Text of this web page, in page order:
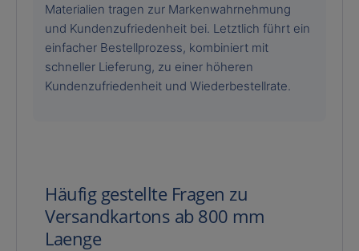
Materialien tragen zur Markenwahrnehmung
und Kundenzufriedenheit bei. Letztlich führt ein
einfacher Bestellprozess, kombiniert mit
schneller Lieferung, zu einer höheren
Kundenzufriedenheit und Wiederbestellrate.
Häufig gestellte Fragen zu
Versandkartons ab 800 mm
Laenge